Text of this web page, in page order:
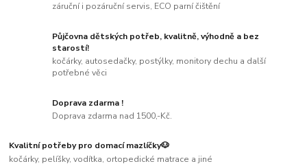
záruční i pozáruční servis, ECO parní čištění
Půjčovna dětských potřeb, kvalitně, výhodně a bez
starostí!
kočárky, autosedačky, postýlky, monitory dechu a další
potřebné věci
Doprava zdarma !
Doprava zdarma nad 1500,-Kč.
Kvalitní potřeby pro domací mazlíčky🐶
kočárky, pelíšky, vodítka, ortopedické matrace a jiné